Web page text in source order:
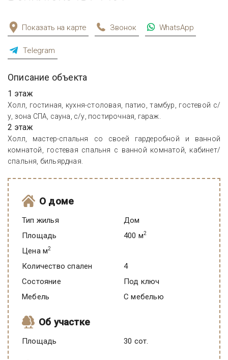
Показать на карте Звонок WhatsApp
Telegram
Описание объекта
1 этаж
Холл, гостиная, кухня-столовая, патио, тамбур, гостевой с/
у, зона СПА, сауна, с/у, постирочная, гараж.
2 этаж
Холл, мастер-спальня со своей гардеробной и ванной
комнатой, гостевая спальня с ванной комнатой, кабинет/
спальня, бильярдная.
О доме
Тип жилья
Дом
Площадь
400 м2
Цена м2
Количество спален
4
Состояние
под ключ
Мебель
C мебелью
Об участке
Площадь 30 сот.